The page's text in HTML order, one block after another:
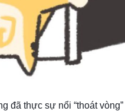
đã thực sự nổi “thoát